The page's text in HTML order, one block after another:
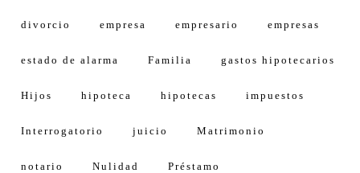
divorcio empresa empresario empresas
estado de alarma Familia gastos hipotecarios
Hijos hipoteca hipotecas impuestos
Interrogatorio juicio Matrimonio
notario Nulidad Préstamo